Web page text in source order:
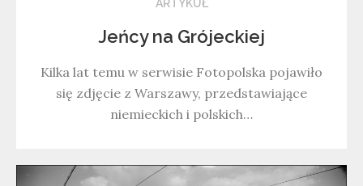
ARTYKUŁ
Jeńcy na Grójeckiej
Kilka lat temu w serwisie Fotopolska pojawiło
się zdjęcie z Warszawy, przedstawiające
niemieckich i polskich…